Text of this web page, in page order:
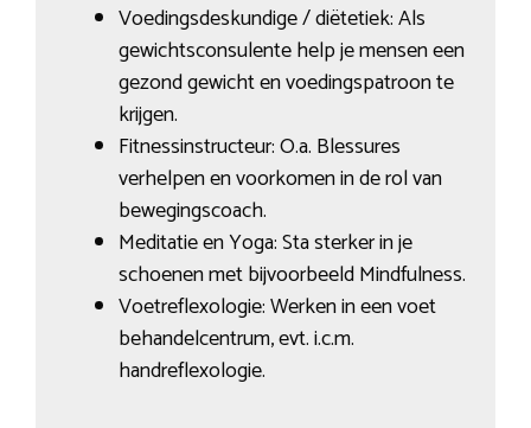
Voedingsdeskundige / diëtetiek: Als
gewichtsconsulente help je mensen een
gezond gewicht en voedingspatroon te
krijgen.
Fitnessinstructeur: O.a. Blessures
verhelpen en voorkomen in de rol van
bewegingscoach.
Meditatie en Yoga: Sta sterker in je
schoenen met bijvoorbeeld Mindfulness.
Voetreflexologie: Werken in een voet
behandelcentrum, evt. i.c.m.
handreflexologie.